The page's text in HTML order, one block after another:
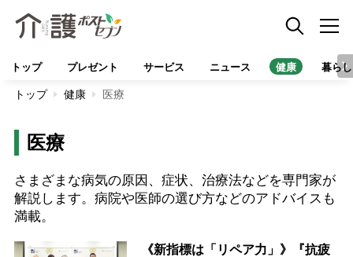
トップ プレゼント サービス ニュース 健康 暮らし
トップ 健康 医療
医療
さまざまな病気の原因、症状、治療法などを専門家が
解説します。病院や医師の選び方などのアドバイスも
満載。
《新指標は「リペア力」》『抗疲